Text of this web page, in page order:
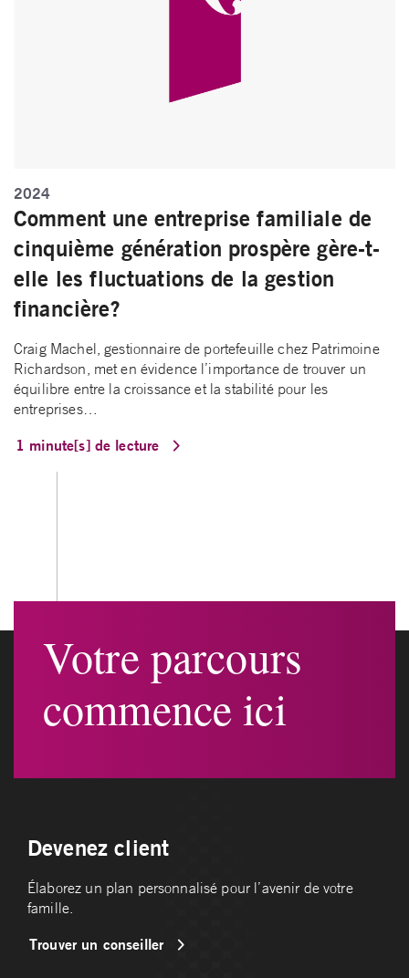
2024
Comment une entreprise familiale de
cinquième génération prospère gère-t-
elle les fluctuations de la gestion
financière?
Craig Machel, gestionnaire de portefeuille chez Patrimoine
Richardson, met en évidence l’importance de trouver un
équilibre entre la croissance et la stabilité pour les
entreprises…
1 minute[s] de lecture
Votre parcours
commence ici
Devenez client
Élaborez un plan personnalisé pour l’avenir de votre
famille.
Trouver un conseiller